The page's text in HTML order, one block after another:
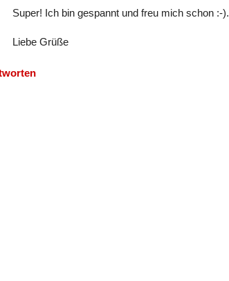
Super! Ich bin gespannt und freu mich schon :-).
Liebe Grüße